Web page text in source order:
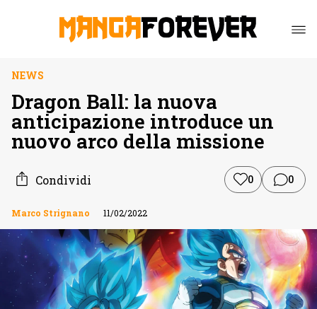
NEWS
Dragon Ball: la nuova
anticipazione introduce un
nuovo arco della missione
Condividi 0 0
Marco Strignano 11/02/2022